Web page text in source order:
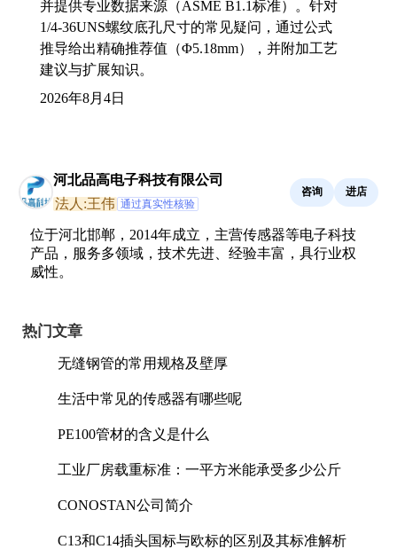
并提供专业数据来源（ASME B1.1标准）。针对
1/4-36UNS螺纹底孔尺寸的常见疑问，通过公式
推导给出精确推荐值（Φ5.18mm），并附加工艺
建议与扩展知识。
2026年8月4日
河北品高电子科技有限公司
法人:王伟 通过真实性核验
咨询 进店
位于河北邯郸，2014年成立，主营传感器等电子科技
产品，服务多领域，技术先进、经验丰富，具行业权
威性。
热门文章
无缝钢管的常用规格及壁厚
生活中常见的传感器有哪些呢
PE100管材的含义是什么
工业厂房载重标准：一平方米能承受多少公斤
CONOSTAN公司简介
C13和C14插头国标与欧标的区别及其标准解析